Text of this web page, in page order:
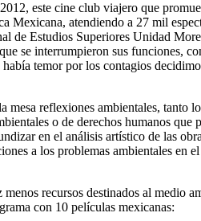
este cine club viajero que
Mexicana, atendiendo a 27 mil
de Estudios Superiores Unidad
se interrumpieron sus
temor por los contagios
reflexiones ambientales,
o de derechos humanos
en el análisis artístico de las
a los problemas ambientales
recursos destinados al
con 10 películas mexicanas: